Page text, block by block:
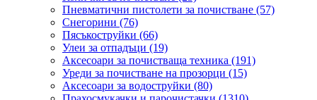
Пневматични пистолети за почистване (57)
Снегорини (76)
Пясъкоструйки (66)
Улеи за отпадъци (19)
Аксесоари за почистваща техника (191)
Уреди за почистване на прозорци (15)
Аксесоари за водоструйки (80)